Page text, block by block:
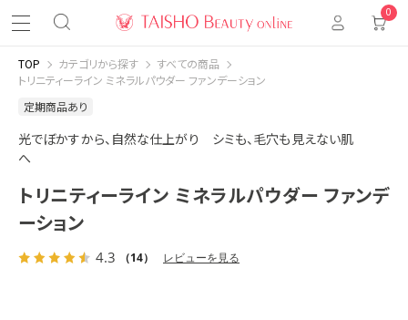
0
TOP カテゴリから探す
すべての商品
トリニティーライン ミネラルパウダー ファンデーション
定期商品あり
光でぼかすから、自然な仕上がり シミも、毛穴も見えない肌
へ
トリニティーライン ミネラルパウダー ファンデ
ーション
4.3 （14） レビューを見る